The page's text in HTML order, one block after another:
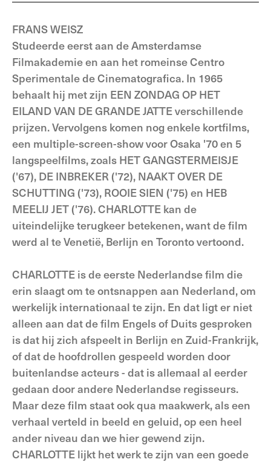
FRANS WEISZ
Studeerde eerst aan de Amsterdamse
Filmakademie en aan het romeinse Centro
Sperimentale de Cinematografica. In 1965
behaalt hij met zijn EEN ZONDAG OP HET
EILAND VAN DE GRANDE JATTE verschillende
prijzen. Vervolgens komen nog enkele kortfilms,
een multiple-screen-show voor Osaka '70 en 5
langspeelfilms, zoals HET GANGSTERMEISJE
('67), DE INBREKER ('72), NAAKT OVER DE
SCHUTTING ('73), ROOIE SIEN ('75) en HEB
MEELIJ JET ('76). CHARLOTTE kan de
uiteindelijke terugkeer betekenen, want de film
werd al te Venetië, Berlijn en Toronto vertoond.
CHARLOTTE is de eerste Nederlandse film die
erin slaagt om te ontsnappen aan Nederland, om
werkelijk internationaal te zijn. En dat ligt er niet
alleen aan dat de film Engels of Duits gesproken
is dat hij zich afspeelt in Berlijn en Zuid-Frankrijk,
of dat de hoofdrollen gespeeld worden door
buitenlandse acteurs - dat is allemaal al eerder
gedaan door andere Nederlandse regisseurs.
Maar deze film staat ook qua maakwerk, als een
verhaal verteld in beeld en geluid, op een heel
ander niveau dan we hier gewend zijn.
CHARLOTTE lijkt het werk te zijn van een goede